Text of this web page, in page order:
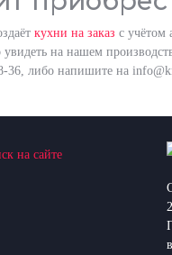
кухни на заказ с учётом
на нашем
36, либо напишите на
на сайте